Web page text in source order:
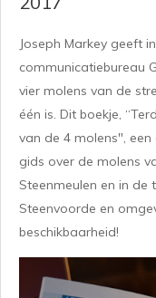
Joseph Markey geeft
communicatiebureau
vier molens van de
één is. Dit boekje,
van de 4 molens",
gids over de molens
Steenmeulen en in de
Steenvoorde en
beschikbaarheid!